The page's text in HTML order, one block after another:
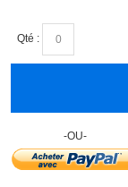
Qté :
-OU-